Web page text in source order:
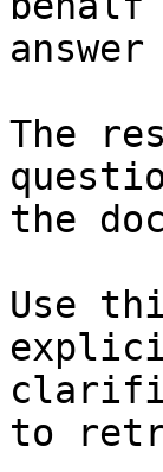
The
the
Use